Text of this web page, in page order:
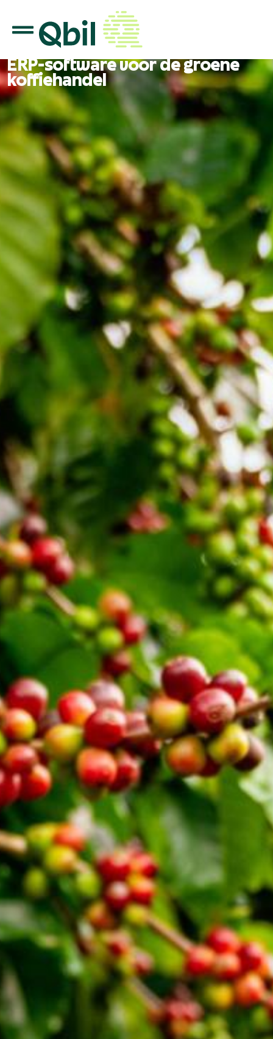
ERP-software voor de groene
koffiehandel